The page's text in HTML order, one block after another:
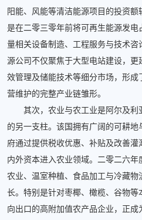
阳能、风能等清洁能源项目的投资
是在二零三零年前将可再生能源发
量相关设备制造、工程服务与技术
源公司不仅聚焦于大型电站建设，
效管理及储能技术等细分市场，形
营维护的完整产业链雏形。
其次，农业与农工业是阿尔及利
的另一支柱。该国拥有广阔的可耕
府通过提供税收优惠、补贴及改善灌
内外资本进入农业领域。二零二六
农业、温室种植、食品加工与冷藏物
长。特别是针对枣椰、橄榄、谷物
向出口的高附加值农产品企业，正